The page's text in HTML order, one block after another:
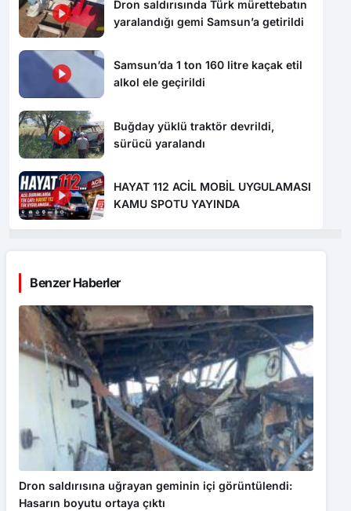
Dron saldırısında Türk mürettebatın
yaralandığı gemi Samsun’a getirildi
Samsun’da 1 ton 160 litre kaçak etil
alkol ele geçirildi
Buğday yüklü traktör devrildi,
sürücü yaralandı
HAYAT 112 ACİL MOBİL UYGULAMASI
KAMU SPOTU YAYINDA
Benzer Haberler
Dron saldırısına uğrayan geminin içi görüntülendi:
Hasarın boyutu ortaya çıktı